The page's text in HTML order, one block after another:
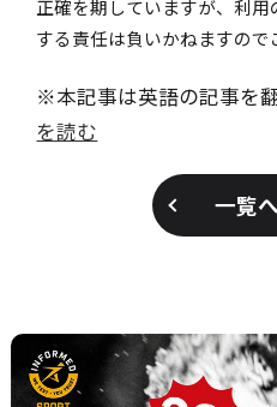
正確を期していますが、利
する責任は負いかねますので
※本記事は英語の記事を
を読む
一覧